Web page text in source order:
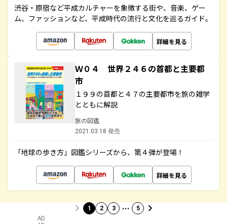
渋谷・原宿など平成カルチャーを象徴する街や、音楽、ゲー
ム、ファッションなど、平成時代の流行と文化を巡るガイド。
詳細を見る
Ｗ０４ 世界２４６の首都と主要都
市
１９９の首都と４７の主要都市を旅の雑学
とともに解説
旅の図鑑
2021.03.18 発売
「地球の歩き方」図鑑シリーズから、第４弾が登場！
詳細を見る
1 2 3 … 5
AD